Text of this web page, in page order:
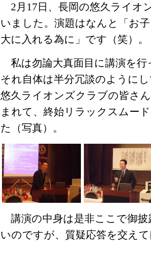
2月17日、長岡の悠久ライオ
いました。演題はなんと「お
大に入れる為に」です（笑）。
私は勿論大真面目に講演を行
それ自体は半分冗談のように
悠久ライオンズクラブの皆さ
まれて、終始リラックスムー
た（写真）。
講演の中身は是非ここで御
いのですが、質疑応答を交え